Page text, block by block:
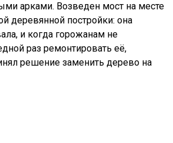
арками. Возведен мост на месте
деревянной постройки: она
и когда горожанам не
раз ремонтировать её,
решение заменить дерево на